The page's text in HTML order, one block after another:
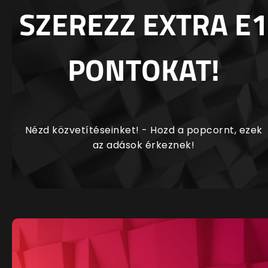
SZEREZZ EXTRA E1
PONTOKAT!
Nézd közvetítéseinket! - Hozd a popcornt, ezek
az adások érkeznek!